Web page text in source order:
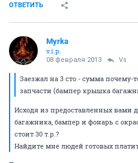
ОТВЕТИТЬ
Myrka
v.i.p.
08 февраля 2013 Vs
Заезжал на 3 сто - сумма почему-
запчасти (бампер крышка
Исходя из предоставленных вами
багажника, бампер и фонарь с
стоит 30 т.р.?
Найдите мне людей готовых